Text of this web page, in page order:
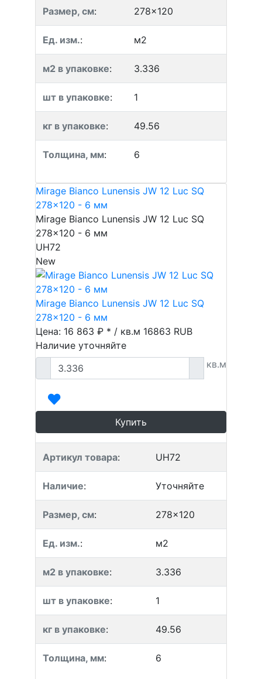
Размер, см: 278x120
Ед. изм.: м2
м2 в упаковке: 3.336
шт в упаковке: 1
кг в упаковке: 49.56
Толщина, мм: 6
Mirage Bianco Lunensis JW 12 Luc SQ
278x120 - 6 мм
Mirage Bianco Lunensis JW 12 Luc SQ
278x120 - 6 мм
UH72
New
Mirage Bianco Lunensis JW 12 Luc SQ
278x120 - 6 мм
Цена: 16 863 ₽ * / кв.м 16863 RUB
Наличие уточняйте
кв.м
Купить
Артикул товара: UH72
Наличие: Уточняйте
Размер, см: 278x120
Ед. изм.: м2
м2 в упаковке: 3.336
шт в упаковке: 1
кг в упаковке: 49.56
Толщина, мм: 6